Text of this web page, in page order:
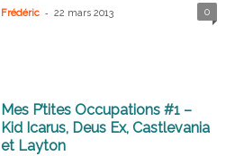
Frédéric - 22 mars 2013 0
Mes P’tites Occupations #1 –
Kid Icarus, Deus Ex, Castlevania
et Layton